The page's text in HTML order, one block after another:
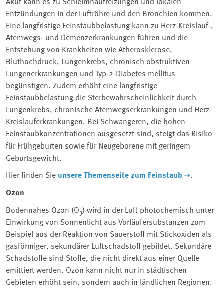
Entzündungen in der Luftröhre und den Bronchien kommen.
Eine langfristige Feinstaubbelastung kann zu Herz-Kreislauf-,
Atemwegs- und Demenzerkrankungen führen und die
Entstehung von Krankheiten wie Atherosklerose,
Bluthochdruck, Lungenkrebs, chronisch obstruktiven
Lungenerkrankungen und Typ-2-Diabetes mellitus
begünstigen. Zudem erhöht eine langfristige
Feinstaubbelastung die Sterbewahrscheinlichkeit durch
Lungenkrebs, chronische Atemwegserkrankungen und Herz-
Kreislauferkrankungen. Bei Schwangeren, die hohen
Feinstaubkonzentrationen ausgesetzt sind, steigt das Risiko
für Frühgeburten sowie für Neugeborene mit geringem
Geburtsgewicht.
Hier finden Sie unsere Themenseite zum Feinstaub .
Ozon
Bodennahes Ozon (O3) wird in der Luft photochemisch unter
Einwirkung von Sonnenlicht aus Vorläufersubstanzen zum
Beispiel aus der Reaktion von Sauerstoff mit Stickoxiden als
gasförmiger, sekundärer Luftschadstoff gebildet. Sekundäre
Schadstoffe sind Stoffe, die nicht direkt aus einer Quelle
emittiert werden. Ozon kann nicht nur in städtischen
Gebieten erhöht sein, sondern auch in ländlichen Regionen.